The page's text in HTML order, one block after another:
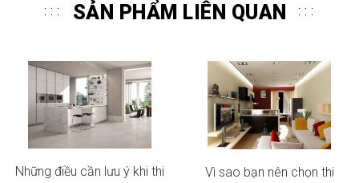
SẢN PHẨM LIÊN QUAN
Những điều cần lưu ý khi thi
Vì sao bạn nên chọn thi